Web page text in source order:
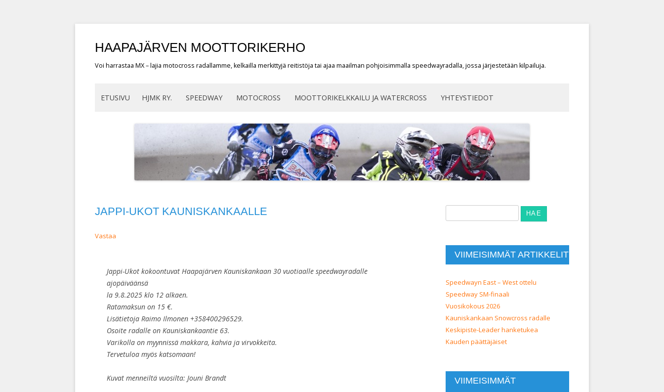
HAAPAJÄRVEN MOOTTORIKERHO
Voi harrastaa MX – lajia motocross radallamme, kelkailla merkittyjä reitistöja tai ajaa maailman pohjoisimmalla speedwayradalla, jossa järjestetään kilpailuja.
sisältöön
ETUSIVU HJMK RY. SPEEDWAY MOTOCROSS MOOTTORIKELKKAILU JA WATERCROSS YHTEYSTIEDOT
JAPPI-UKOT KAUNISKANKAALLE
Vastaa
Jappi-Ukot kokoontuvat Haapajärven Kauniskankaan 30 vuotiaalle speedwayradalle
ajopäiväänsä
la 9.8.2025 klo 12 alkaen.
Ratamaksun on 15 €.
Lisätietoja Raimo Ilmonen +358400296529.
Osoite radalle on Kauniskankaantie 63.
Varikolla on myynnissä makkara, kahvia ja virvokkeita.
Tervetuloa myös katsomaan!
Kuvat menneiltä vuosilta: Jouni Brandt
VIIMEISIMMÄT ARTIKKELIT
Speedwayn East – West ottelu
Speedway SM-finaali
Vuosikokous 2026
Kauniskankaan Snowcross radalle
Keskipiste-Leader hanketukea
Kauden päättäjäiset
VIIMEISIMMÄT